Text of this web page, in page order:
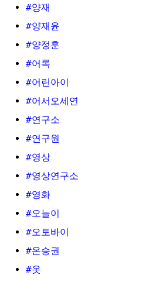
#양재
#양재윤
#양정훈
#어록
#어린아이
#어서오세연
#연구소
#연구원
#영상
#영상연구소
#영화
#오늘이
#오토바이
#온승권
#옷